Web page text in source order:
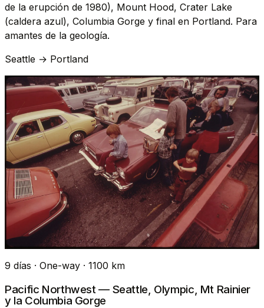
de la erupción de 1980), Mount Hood, Crater Lake
(caldera azul), Columbia Gorge y final en Portland. Para
amantes de la geología.
Seattle → Portland
9 días · One-way · 1100 km
Pacific Northwest — Seattle, Olympic, Mt Rainier
y la Columbia Gorge